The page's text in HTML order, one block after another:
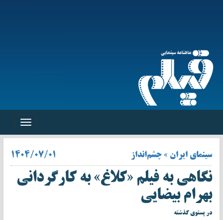
Toggle
سینمای ایران » چشم‌انداز ۱۴۰۴/۰۷/۰۱
نگاهی به فیلم «کلاغ» به کارگردانی
بهرام بیضایی
در پستوی گذشته